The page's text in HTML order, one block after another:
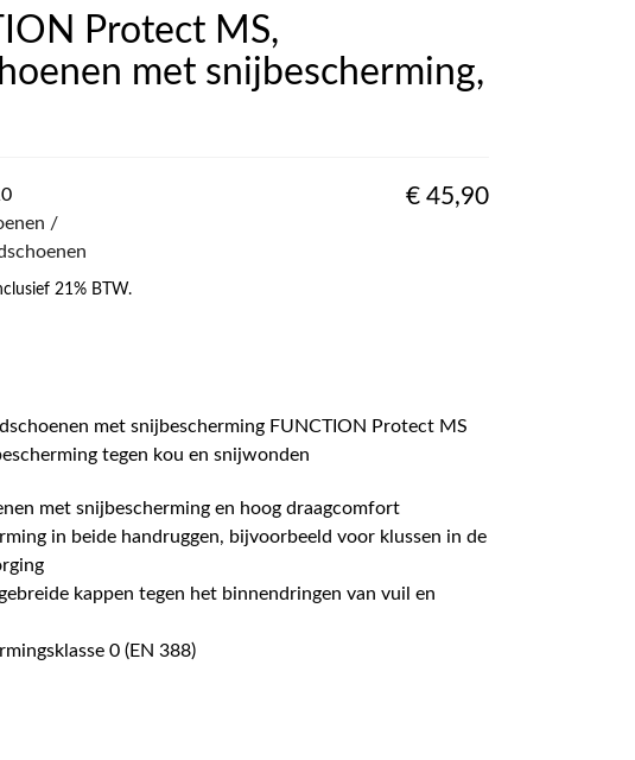
Protect MS,
met snijbescherming,
/
€ 45,90
21% BTW.
met snijbescherming FUNCTION Protect MS
tegen kou en snijwonden
met snijbescherming en hoog draagcomfort
in beide handruggen, bijvoorbeeld voor klussen in de
kappen tegen het binnendringen van vuil en
0 (EN 388)